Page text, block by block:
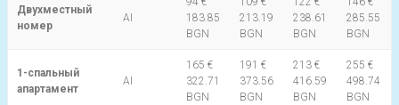
Двухместный
номер
AI
183.85
BGN
213.19
BGN
238.61
BGN
285.55
BGN
1-спальный
апартамент
AI
165 €
322.71
BGN
191 €
373.56
BGN
213 €
416.59
BGN
255 €
498.74
BGN